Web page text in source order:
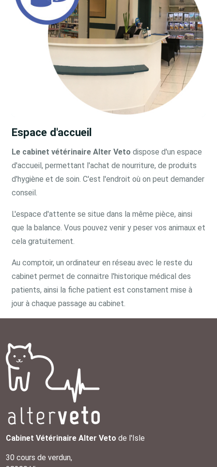
Espace d'accueil
Le cabinet vétérinaire Alter Veto dispose d'un espace
d'accueil, permettant l'achat de nourriture, de produits
d'hygiène et de soin. C'est l'endroit où on peut demander
conseil.
L'espace d'attente se situe dans la même pièce, ainsi
que la balance. Vous pouvez venir y peser vos animaux et
cela gratuitement.
Au comptoir, un ordinateur en réseau avec le reste du
cabinet permet de connaitre l'historique médical des
patients, ainsi la fiche patient est constament mise à
jour à chaque passage au cabinet.
Cabinet Vétérinaire Alter Veto de l'Isle
30 cours de verdun,